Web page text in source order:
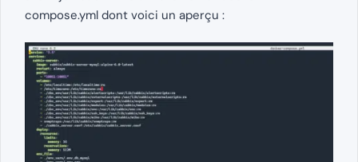
compose.yml dont voici un aperçu :